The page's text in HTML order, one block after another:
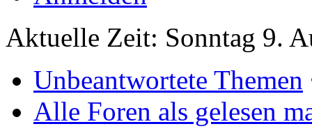
Unbeantwortete Themen
Alle Foren als gelesen